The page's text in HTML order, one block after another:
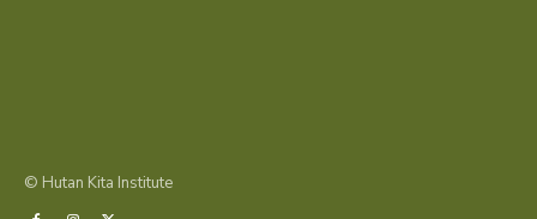
© Hutan Kita Institute